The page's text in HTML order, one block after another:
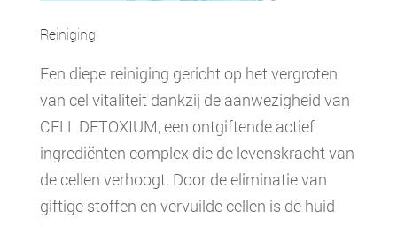
Reiniging
Een diepe reiniging gericht op het vergroten
van cel vitaliteit dankzij de aanwezigheid van
CELL DETOXIUM, een ontgiftende actief
ingrediënten complex die de levenskracht van
de cellen verhoogt. Door de eliminatie van
giftige stoffen en vervuilde cellen is de huid